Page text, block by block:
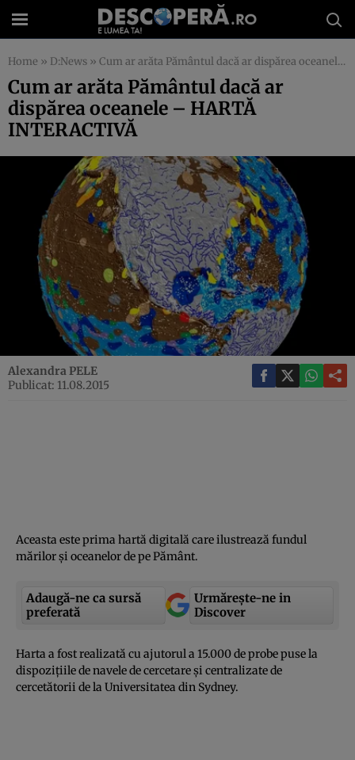
Home » D:News » Cum ar arăta Pământul dacă ar dispărea oceanele – HARTĂ INTERACTIVĂ
Cum ar arăta Pământul dacă ar
dispărea oceanele – HARTĂ
INTERACTIVĂ
Alexandra PELE
Publicat: 11.08.2015
Aceasta este prima hartă digitală care ilustrează fundul
mărilor şi oceanelor de pe Pământ.
Adaugă-ne ca sursă
preferată
Urmărește-ne in
Discover
Harta a fost realizată cu ajutorul a 15.000 de probe puse la
dispoziţiile de navele de cercetare şi centralizate de
cercetătorii de la Universitatea din Sydney.